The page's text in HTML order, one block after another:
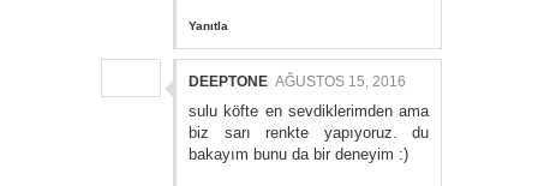
Yanıtla
DEEPTONE AĞUSTOS 15, 2016
sulu köfte en sevdiklerimden ama
biz sarı renkte yapıyoruz. du
bakayım bunu da bir deneyim :)